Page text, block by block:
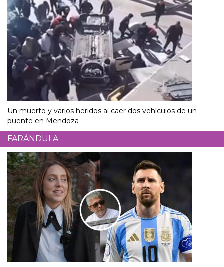
Un muerto y varios heridos al caer dos vehículos de un
puente en Mendoza
FARÁNDULA